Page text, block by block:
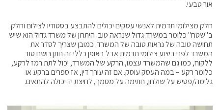
אור טבעי.
חלק מצילומי תדמית לאנשי עסקים יכולים להתבצע בסטודיו לצילום וחלק
ב"שטח" כלומר במשרד גדול שנראה טוב. היתרון של משרד גדול הוא שיש
תחושה טובה של נראות טובה של המשרד. כמובן שצריך לסדר את
המשרד לפני ביצוע צילומי תדמית אבל באופן כללי זה נותן רושם טוב
ללקוח, כמו גם שהמשרד עצמו, הרקע של המשרד, יכול לתת רמז לרקע,
כלומר רקע – במה העסק עוסק. אם זה עורך דין, אז ספרים ברקע או
גלימה/פטיש על שולחן, חתימה על מסמך, לחיצת יד יכולה להתאים.